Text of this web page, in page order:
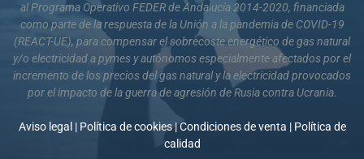
al Programa Operativo FEDER de Andalucía 2014-2020, financiada
como parte de la respuesta de la Unión a la pandemia de COVID-19
(REACT-UE), para compensar el sobrecoste energético de gas natural
y/o electricidad a pymes y autónomos especialmente afectados por el
incremento de los precios del gas natural y la electricidad provocados
por el impacto de la guerra de agresión de Rusia contra Ucrania.
Aviso legal| Política de cookies|Condiciones de venta | Política de
calidad